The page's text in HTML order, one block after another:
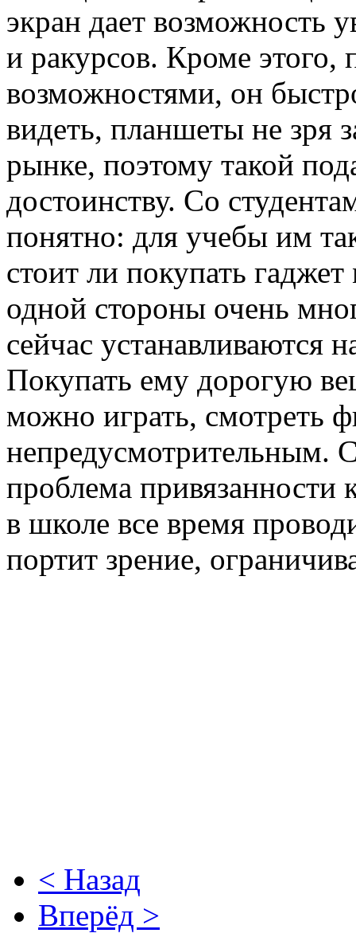
экран дает возможность
и ракурсов. Кроме этого,
возможностями, он
видеть, планшеты не зря
рынке, поэтому такой
достоинству. Со
понятно: для учебы им
стоит ли покупать
одной стороны очень
сейчас устанавливаются
Покупать ему дорогую
можно играть, смотреть
непредусмотрительным.
проблема привязанности
в школе все время
портит зрение,
< Назад
Вперёд >